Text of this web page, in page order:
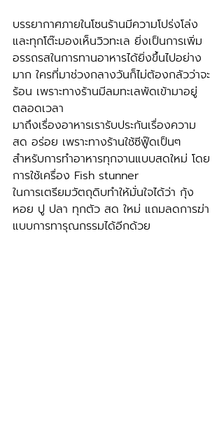
บรรยากาศภายในโซนร้านมีความโปร่งโล่ง
และทุกโต๊ะมองเห็นวิวทะเล ยิ่งเป็นการเพิ่ม
อรรถรสในการทานอาหารได้ยิ่งขึ้นไปอย่าง
มาก ใครที่มาช่วงกลางวันก็ไม่ต้องกลัวว่าจะ
ร้อน เพราะทางร้านมีลมทะเลพัดเข้ามาอยู่
ตลอดเวลา
มาถึงเรื่องอาหารเรารับประกันเรื่องความ
สด อร่อย เพราะทางร้านใช้ซีฟู๊ดเป็นๆ
สำหรับการทำอาหารทุกจานแบบสดใหม่ โดย
การใช้เครื่อง Fish stunner
ในการเตรียมวัตถุดิบทำให้มั่นใจได้ว่า กุ้ง
หอย ปู ปลา ทุกตัว สด ใหม่ แถมลดการฆ่า
แบบการทารุณกรรมได้อีกด้วย